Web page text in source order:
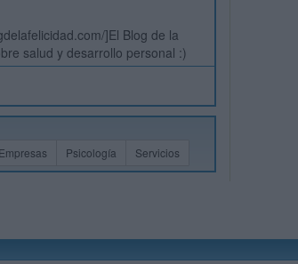
]El Blog de la
salud y desarrollo personal :)
Psicología Servicios